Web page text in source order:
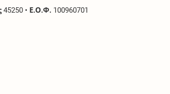
45250 • Ε.Ο.Φ.100960701